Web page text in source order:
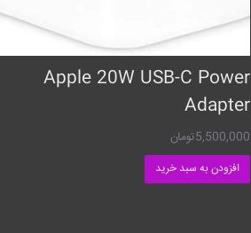
Apple 20W USB-C Power
Adapter
5,500,000تومان
افزودن به سبد خرید